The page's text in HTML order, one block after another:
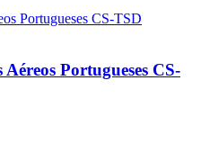
Portugueses CS-